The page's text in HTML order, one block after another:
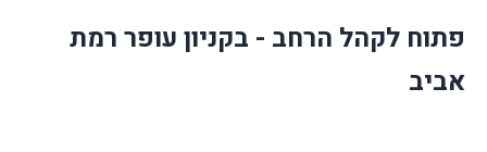
פתוח לקהל הרחב - בקניון עופר רמת
אביב